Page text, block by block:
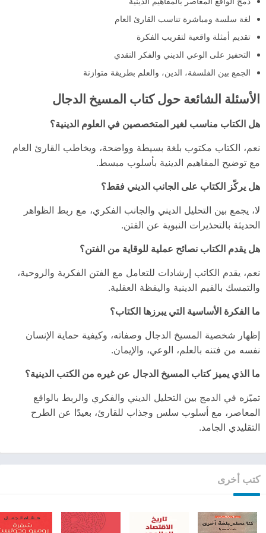
لغة سلسة ومباشرة تناسب القارئ العام
تقديم أمثلة واقعية لتقريب الفكرة
التحفيز على الوعي الديني والفكر النقدي
الجمع بين الفلسفة، الدين، والعلم بطريقة متوازنة
الأسئلة الشائعة حول كتاب المسيخ الدجال
هل الكتاب مناسب لغير المتخصصين في العلوم الدينية؟
نعم، الكتاب مكتوب بلغة بسيطة وواضحة، ويخاطب القارئ العام
مع توضيح المفاهيم الدينية بأسلوب مبسط.
هل يركّز الكتاب على الجانب الديني فقط؟
لا، يجمع بين التحليل الديني والجانب الفكري، مع ربط الظواهر
الحديثة بالتحذيرات النبوية عن الفتن.
هل يقدم الكتاب نصائح عملية للوقاية من الفتن؟
نعم، يقدم الكاتب إرشادات للتعامل مع الفتن الفكرية والروحية،
والتمسك بالقيم الدينية واليقظة العقلية.
ما الفكرة الأساسية التي يبرزها الكتاب؟
إظهار شخصية المسيخ الدجال وصفاته، وكيفية حماية الإنسان
نفسه من فتنه بالعلم، الوعي، والإيمان.
ما الذي يميز كتاب المسيخ الدجال عن غيره من الكتب الدينية؟
تميّزه في الدمج بين التحليل الديني والفكري والربط بالواقع
المعاصر، مع أسلوب سلس وجذاب للقارئ، بعيدًا عن الطرح
التقليدي الجامد.
كتب أخرى